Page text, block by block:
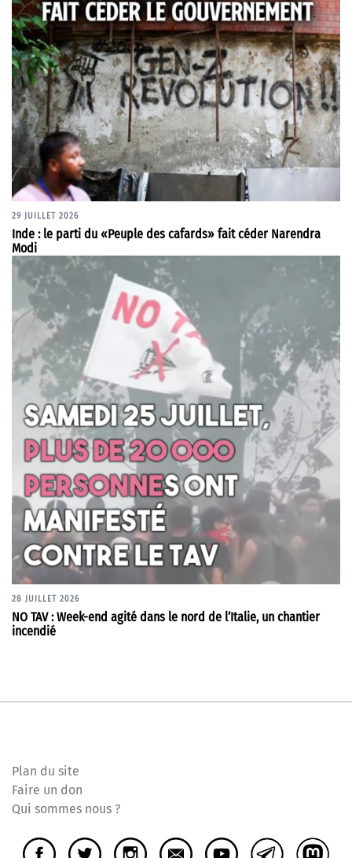
29 JUILLET 2026
Inde : le parti du «Peuple des cafards» fait céder Narendra
Modi
28 JUILLET 2026
NO TAV : Week-end agité dans le nord de l’Italie, un chantier
incendié
Plan du site
Faire un don
Qui sommes nous ?